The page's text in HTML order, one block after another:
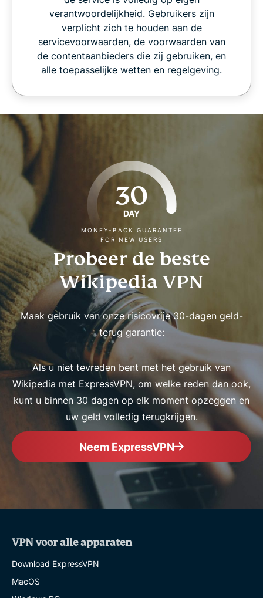
verantwoordelijkheid. Gebruikers zijn
verplicht zich te houden aan de
servicevoorwaarden, de voorwaarden van
de contentaanbieders die zij gebruiken, en
alle toepasselijke wetten en regelgeving.
30
DAY
MONEY-BACK GUARANTEE
FOR NEW USERS
Probeer de beste
Wikipedia VPN
Maak gebruik van onze risicovrije 30-dagen geld-
terug garantie:
Als u niet tevreden bent met het gebruik van
Wikipedia met ExpressVPN, om welke reden dan ook,
kunt u binnen 30 dagen op elk moment opzeggen en
uw geld volledig terugkrijgen.
Neem ExpressVPN
VPN voor alle apparaten
Download ExpressVPN
MacOS